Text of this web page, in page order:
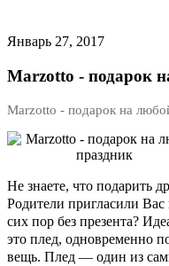
Январь 27, 2017
Marzotto - подарок
Marzotto - подарок на
Не знаете, что подарить
Родители пригласили
сих пор без презента?
это плед, одновременно
вещь. Плед — один из